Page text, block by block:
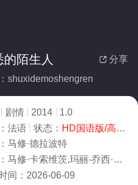
 分享
的陌生人
shuxidemoshengren
剧情 2014
1.0
法语 状态： HD国语版/高清
马修·德拉波特
马修·卡索维茨,玛丽-乔西·克罗兹,埃里克·卡拉瓦卡
间： 2026-06-09